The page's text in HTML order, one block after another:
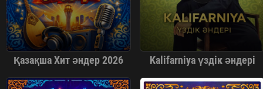
Қазақша Хит әндер 2026 Kalifarniya үздік әндері